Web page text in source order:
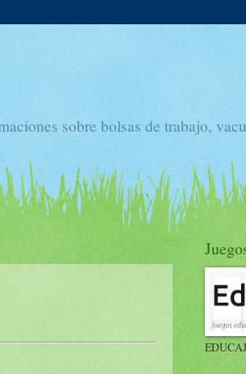
sobre bolsas de trabajo,